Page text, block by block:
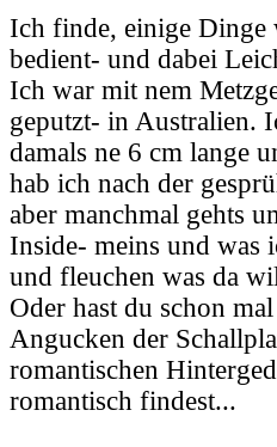
Ich finde, einige Dinge
bedient- und dabei
Ich war mit nem
geputzt- in Australien.
damals ne 6 cm lange
hab ich nach der
aber manchmal gehts
Inside- meins und was
und fleuchen was da
Oder hast du schon
Angucken der
romantischen
romantisch findest...